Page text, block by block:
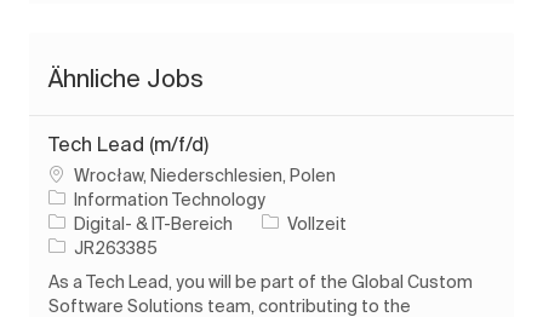
Ähnliche Jobs
Tech Lead (m/f/d)
Ort Wrocław, Niederschlesien, Polen
Information Technology
Kategorie
Digital- & IT-Bereich Auftragstyp
Vollzeit
Auftrags-ID
JR263385
As a Tech Lead, you will be part of the Global Custom
Software Solutions team, contributing to the